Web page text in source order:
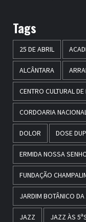
Tags
25 DE ABRIL
ALCÂNTARA
CENTRO CULTURAL DE
CORDOARIA
DOLOR DOSE
ERMIDA NOSSA
FUNDAÇÃO
JARDIM BOTÂNICO
JAZZ JAZZ ÀS